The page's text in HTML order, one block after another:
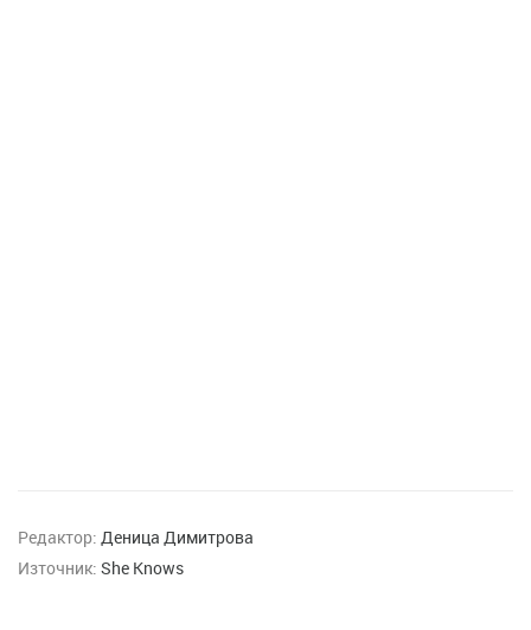
Редактор: Деница Димитрова
Източник: She Knows